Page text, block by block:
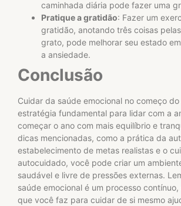
caminhada diária pode fazer uma
Pratique a gratidão: Fazer um
gratidão, anotando três coisas
grato, pode melhorar seu estado
a ansiedade.
Conclusão
Cuidar da saúde emocional no começo do
estratégia fundamental para lidar com a
começar o ano com mais equilíbrio e
dicas mencionadas, como a prática da
estabelecimento de metas realistas e o
autocuidado, você pode criar um
saudável e livre de pressões externas.
saúde emocional é um processo
que você faz para cuidar de si mesmo